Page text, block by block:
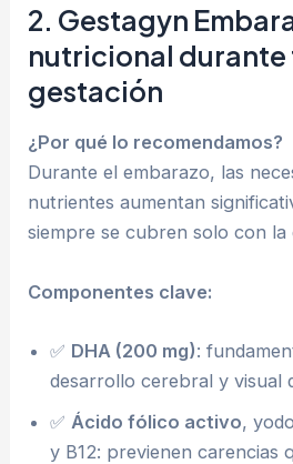
2. Gestagyn
nutricional durante
gestación
¿Por qué lo recomendamos?
Durante el embarazo, las
nutrientes aumentan
siempre se cubren solo con la
Componentes clave:
✅ DHA (200 mg):
desarrollo cerebral y visual
✅ Ácido fólico activo,
y B12: previenen carencias